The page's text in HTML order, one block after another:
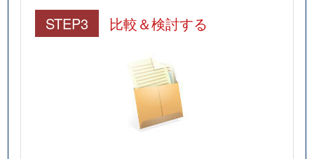
STEP3 比較＆検討する